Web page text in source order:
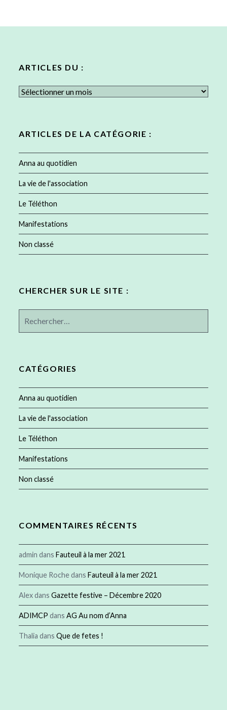
ARTICLES DU :
Articles
ARTICLES DE LA CATÉGORIE :
Anna au quotidien
La vie de l'association
Le Téléthon
Manifestations
Non classé
CHERCHER SUR LE SITE :
CATÉGORIES
Anna au quotidien
La vie de l'association
Le Téléthon
Manifestations
Non classé
COMMENTAIRES RÉCENTS
admin dansFauteuil à la mer 2021
Monique RochedansFauteuil à la mer 2021
AlexdansGazette festive – Décembre 2020
ADIMCP dansAG Au nom d’Anna
Thalia dansQue de fetes !